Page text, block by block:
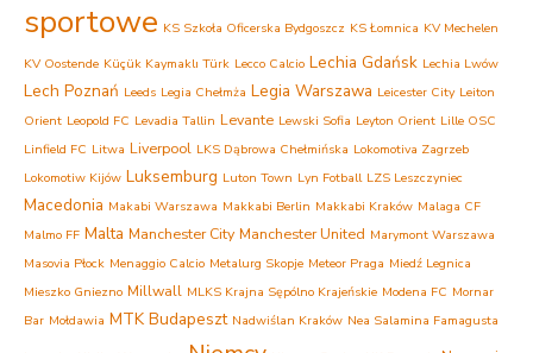
sportowe KS Szkoła Oficerska Bydgoszcz KS Łomnica KV Mechelen
KV Oostende Küçük Kaymaklı Türk Lecco Calcio Lechia Gdańsk Lechia Lwów
Lech Poznań Leeds Legia Chełmża Legia Warszawa Leicester City Leiton
Orient Leopold FC Levadia Tallin Levante Lewski Sofia Leyton Orient Lille OSC
Linfield FC Litwa Liverpool LKS Dąbrowa Chełmińska Lokomotiva Zagrzeb
Lokomotiw Kijów Luksemburg Luton Town Lyn Fotball LZS Leszczyniec
Macedonia Makabi Warszawa Makkabi Berlin Makkabi Kraków Malaga CF
Malmo FF Malta Manchester City Manchester United Marymont Warszawa
Masovia Płock Menaggio Calcio Metalurg Skopje Meteor Praga Miedź Legnica
Mieszko Gniezno Millwall MLKS Krajna Sępólno Krajeńskie Modena FC Mornar
Bar Mołdawia MTK Budapeszt Nadwiślan Kraków Nea Salamina Famagusta